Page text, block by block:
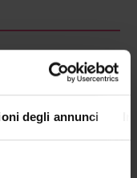
degli annunci
Univr